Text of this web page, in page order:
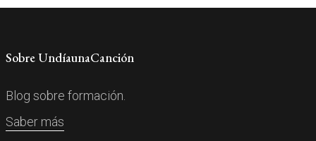
Sobre UndíaunaCanción
Blog sobre formación.
Saber más